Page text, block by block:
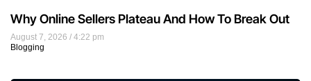
August 7, 2026
4:22 pm
Blogging
Why Online Sellers Plateau And How To Break Out